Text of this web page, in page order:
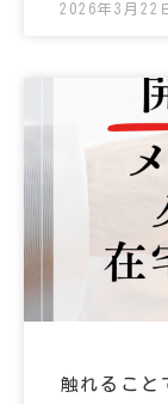
2026年3月22
触れること